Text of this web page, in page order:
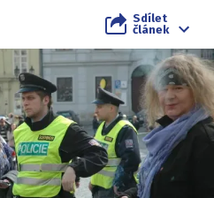
Sdílet
článek